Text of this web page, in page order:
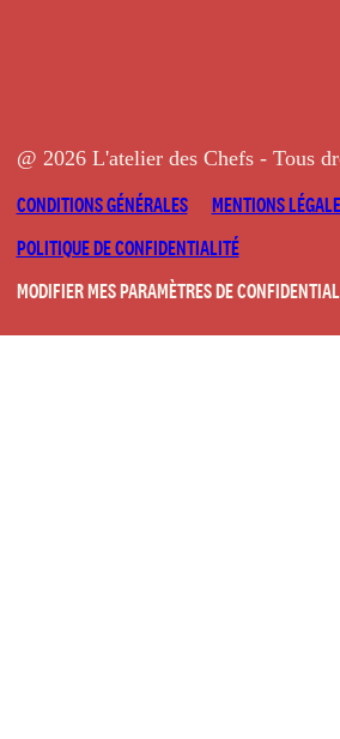
@ 2026 L'atelier des Chefs - Tous
CONDITIONS GÉNÉRALES
MENTIONS
POLITIQUE DE CONFIDENTIALITÉ
MODIFIER MES PARAMÈTRES DE